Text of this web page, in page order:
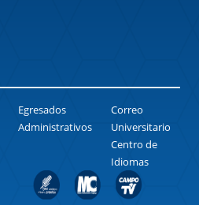
Egresados
Administrativos
Correo
Universitario
Centro de
Idiomas